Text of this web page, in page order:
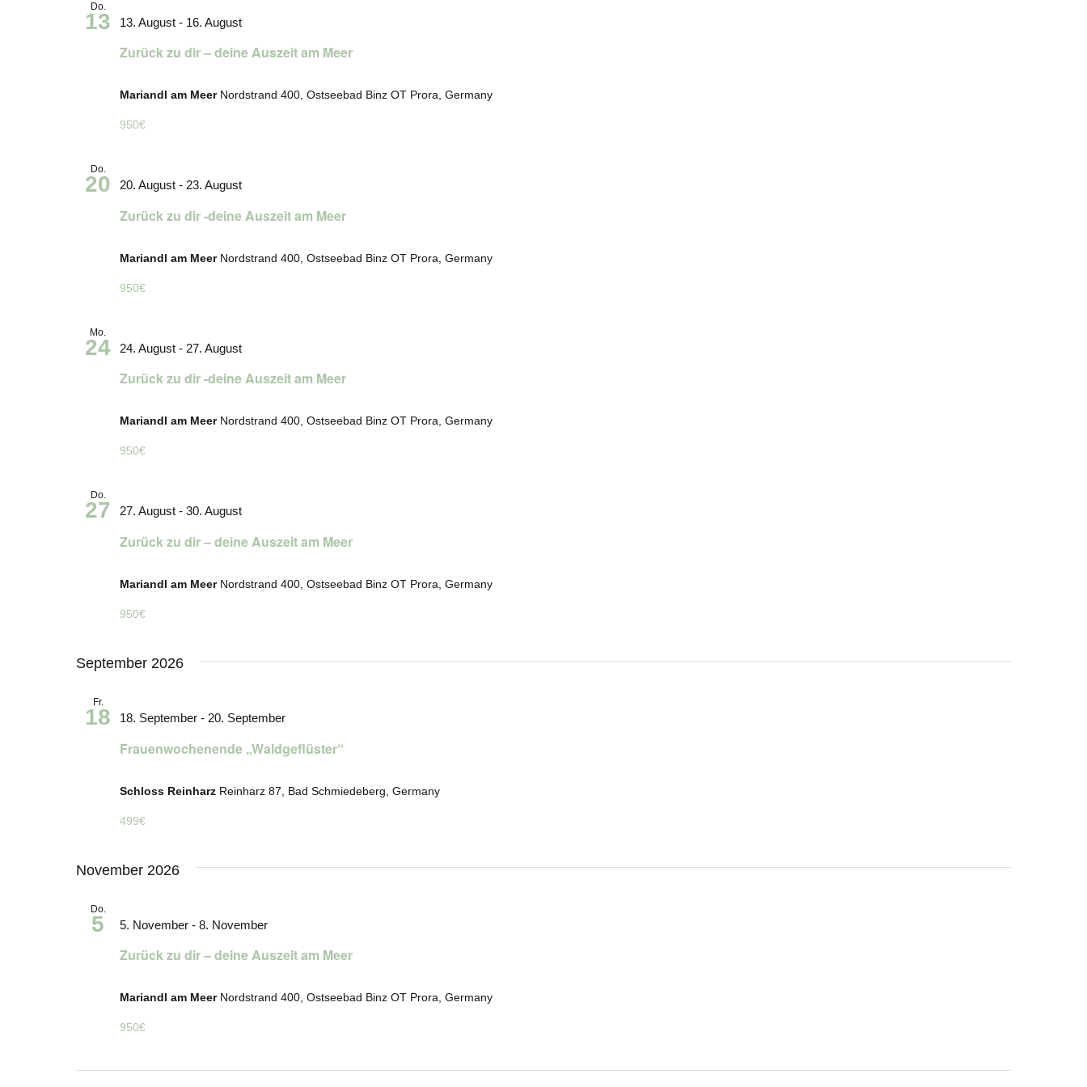
Do.
13
Zurück zu dir – deine Auszeit am Meer
13. August - 16. August
Mariandl am Meer Nordstrand 400, Ostseebad Binz OT Prora, Germany
950€
Do.
20
Zurück zu dir -deine Auszeit am Meer
20. August - 23. August
Mariandl am Meer Nordstrand 400, Ostseebad Binz OT Prora, Germany
950€
Mo.
24
Zurück zu dir -deine Auszeit am Meer
24. August - 27. August
Mariandl am Meer Nordstrand 400, Ostseebad Binz OT Prora, Germany
950€
Do.
27
Zurück zu dir – deine Auszeit am Meer
27. August -30. August
Mariandl am Meer Nordstrand 400, Ostseebad Binz OT Prora, Germany
950€
September 2026
Fr.
18
Frauenwochenende „Waldgeflüster“
18. September - 20. September
Schloss Reinharz Reinharz 87, Bad Schmiedeberg, Germany
499€
November 2026
Do.
5
Zurück zu dir – deine Auszeit am Meer
5. November -8. November
Mariandl am Meer Nordstrand 400, Ostseebad Binz OT Prora, Germany
950€